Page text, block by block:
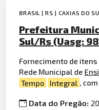
BRASIL | RS | CAXIAS DO
Prefeitura
Sul/Rs (Uasg:
Fornecimento de
Rede Municipal de
Tempo
Integral ,
Data do Pregão: